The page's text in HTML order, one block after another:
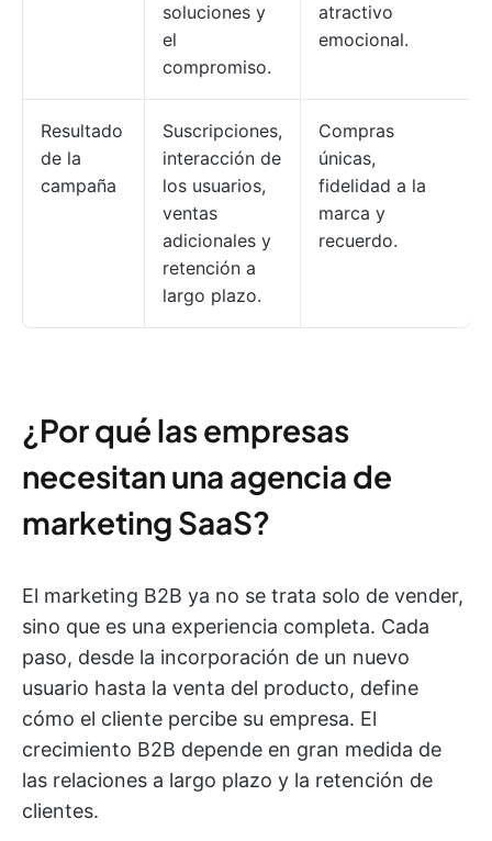
soluciones y
el
compromiso.
atractivo
emocional.
Resultado
de la
campaña
Suscripciones,
interacción de
los usuarios,
ventas
adicionales y
retención a
largo plazo.
Compras
únicas,
fidelidad a la
marca y
recuerdo.
¿Por qué las empresas
necesitan una agencia de
marketing SaaS?
El marketing B2B ya no se trata solo de vender,
sino que es una experiencia completa. Cada
paso, desde la incorporación de un nuevo
usuario hasta la venta del producto, define
cómo el cliente percibe su empresa. El
crecimiento B2B depende en gran medida de
las relaciones a largo plazo y la retención de
clientes.